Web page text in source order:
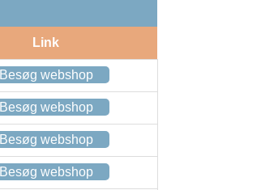
Link
Besøg webshop
Besøg webshop
Besøg webshop
Besøg webshop